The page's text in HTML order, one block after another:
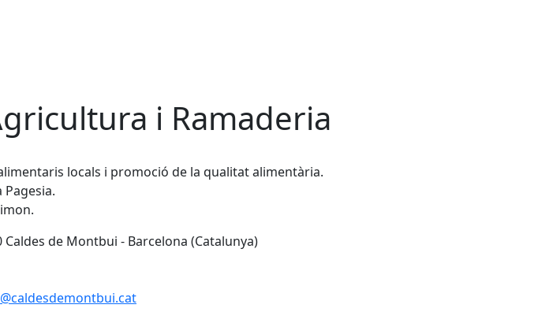
i Ramaderia
locals i promoció de la qualitat alimentària.
Caldes de Montbui - Barcelona (Catalunya)